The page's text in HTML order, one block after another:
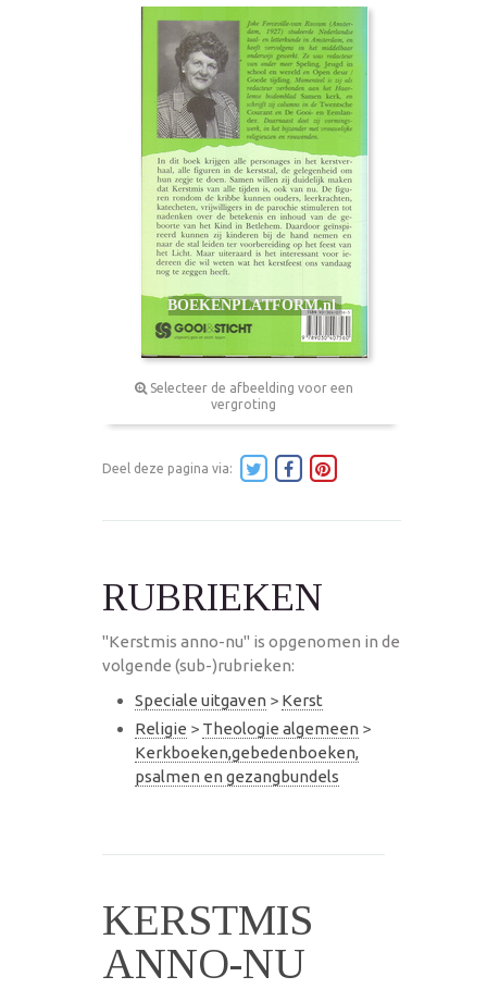
Selecteer de afbeelding voor een
vergroting
Deel deze pagina via:
RUBRIEKEN
"Kerstmis anno-nu" is opgenomen in de
volgende (sub-)rubrieken:
Speciale uitgaven > Kerst
Religie > Theologie algemeen >
Kerkboeken,gebedenboeken,
psalmen en gezangbundels
KERSTMIS
ANNO-NU